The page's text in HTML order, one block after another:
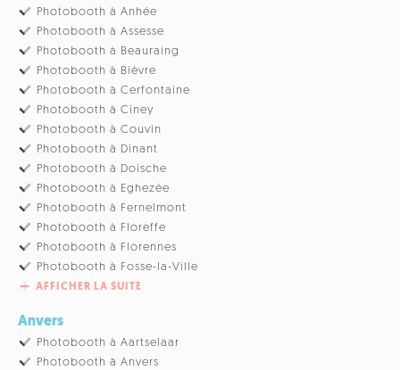
Photobooth à Anhée
Photobooth à Assesse
Photobooth à Beauraing
Photobooth à Bièvre
Photobooth à Cerfontaine
Photobooth à Ciney
Photobooth à Couvin
Photobooth à Dinant
Photobooth à Doische
Photobooth à Eghezée
Photobooth à Fernelmont
Photobooth à Floreffe
Photobooth à Florennes
Photobooth à Fosse-la-Ville
AFFICHER LA SUITE
Anvers
Photobooth à Aartselaar
Photobooth à Anvers